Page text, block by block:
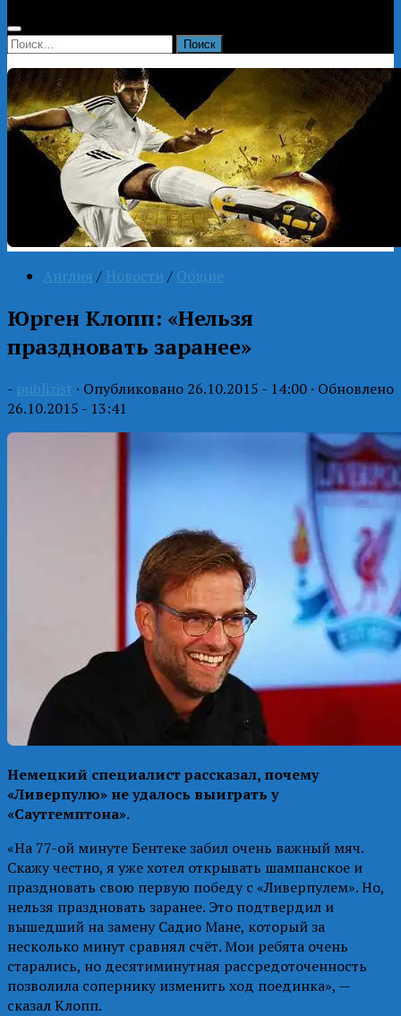
Найти:
Англия / Новости / Общие
Юрген Клопп: «Нельзя
праздновать заранее»
- publizist · Опубликовано 26.10.2015 - 14:00 · Обновлено
26.10.2015 - 13:41
Немецкий специалист рассказал, почему
«Ливерпулю» не удалось выиграть у
«Саутгемптона».
«На 77-ой минуте Бентеке забил очень важный мяч.
Скажу честно, я уже хотел открывать шампанское и
праздновать свою первую победу с «Ливерпулем». Но,
нельзя праздновать заранее. Это подтвердил и
вышедший на замену Садио Мане, который за
несколько минут сравнял счёт. Мои ребята очень
старались, но десятиминутная рассредоточенность
позволила сопернику изменить ход поединка», —
сказал Клопп.